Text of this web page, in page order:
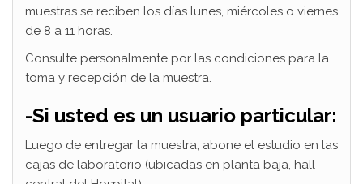
muestras se reciben los días lunes, miércoles o viernes
de 8 a 11 horas.
Consulte personalmente por las condiciones para la
toma y recepción de la muestra.
-Si usted es un usuario particular:
Luego de entregar la muestra, abone el estudio en las
cajas de laboratorio (ubicadas en planta baja, hall